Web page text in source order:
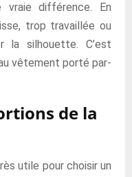
différence. En
trop travaillée ou
la silhouette. C’est
vêtement porté par-
de la
utile pour choisir un